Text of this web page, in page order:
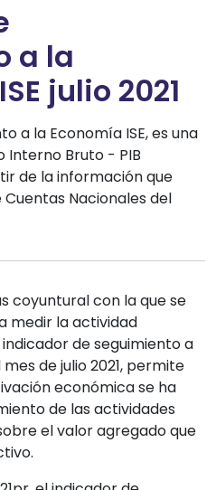
a la
julio 2021
a la Economía ISE, es una
Interno Bruto - PIB
de la información que
Nacionales del
coyuntural con la que se
medir la actividad
de seguimiento a
de julio 2021, permite
económica se ha
de las actividades
el valor agregado que